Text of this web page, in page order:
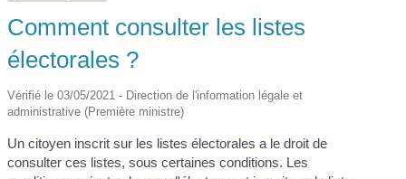
Comment consulter les listes
électorales ?
Vérifié le 03/05/2021 - Direction de l'information légale et
administrative (Première ministre)
Un citoyen inscrit sur les listes électorales a le droit de
consulter ces listes, sous certaines conditions. Les